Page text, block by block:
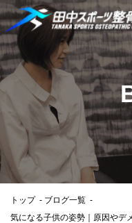
トップ
ブログ一覧
気になる子供の姿勢｜原因やデ